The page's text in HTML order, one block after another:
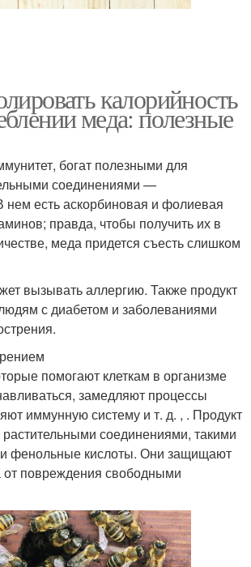
калорийность
меда: полезные
богат полезными для
соединениями —
есть аскорбиновая и фолиевая
правда, чтобы получить их в
меда придется съесть слишком
вызывать аллергию. Также продукт
с диабетом и заболеваниями
помогают клеткам в организме
замедляют процессы
иммунную систему и т. д. , . Продукт
соединениями, такими
фенольные кислоты. Они защищают
от повреждения свободными